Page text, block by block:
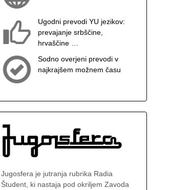
Ugodni prevodi YU jezikov:
prevajanje srbščine,
hrvaščine …
Sodno overjeni prevodi v
najkrajšem možnem času
Jugosfera je jutranja rubrika Radia
Študent, ki nastaja pod okriljem Zavoda